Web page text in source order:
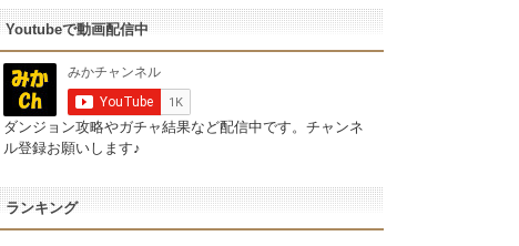
Youtubeで動画配信中
ダンジョン攻略やガチャ結果など配信中です。チャンネ
ル登録お願いします♪
ランキング